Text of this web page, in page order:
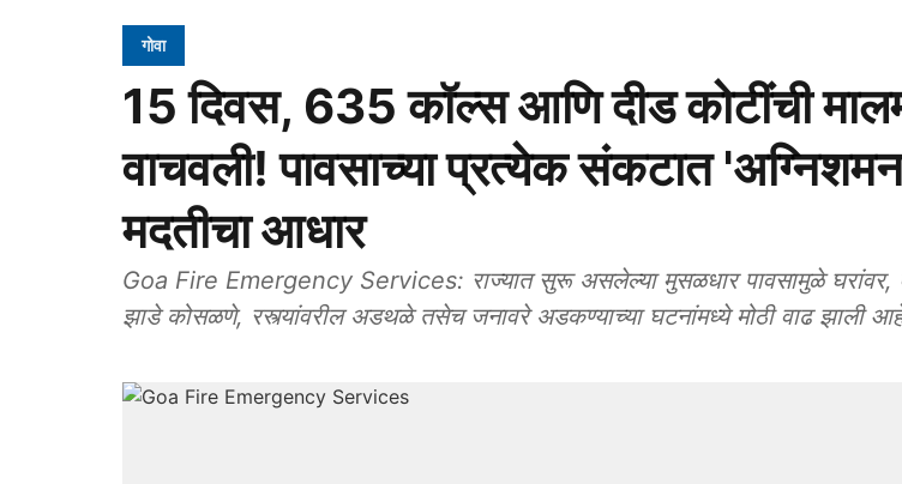
गोवा
15 दिवस, 635 कॉल्स आणि दीड कोटींची
वाचवली! पावसाच्या प्रत्येक संकटात
मदतीचा आधार
Goa Fire Emergency Services: राज्यात सुरू असलेल्या मुसळधार पावसामुळे घरांवर,
झाडे कोसळणे, रस्त्यांवरील अडथळे तसेच जनावरे अडकण्याच्या घटनांमध्ये मोठी वाढ झाली